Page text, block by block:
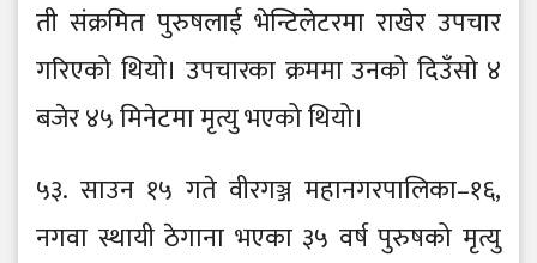
ती संक्रमित पुरुषलाई भेन्टिलेटरमा राखेर उपचार
गरिएको थियो। उपचारका क्रममा उनको दिउँसो ४
बजेर ४५ मिनेटमा मृत्यु भएको थियो।
५३. साउन १५ गते वीरगञ्ज महानगरपालिका–१६,
नगवा स्थायी ठेगाना भएका ३५ वर्ष पुरुषको मृत्यु